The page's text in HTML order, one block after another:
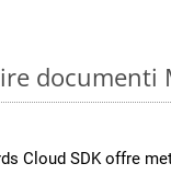
documenti
Cloud SDK offre